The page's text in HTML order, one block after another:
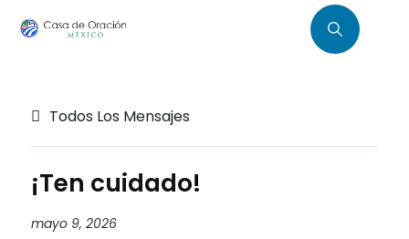
Todos Los Mensajes
¡Ten cuidado!
mayo 9, 2026